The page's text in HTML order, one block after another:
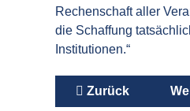
Rechenschaft aller
die Schaffung
Institutionen.“
Vorheriger
Zurück